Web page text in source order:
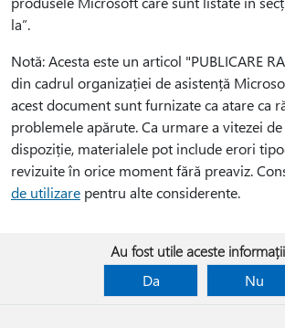
la”.
Notă: Acesta este un articol "PUBLICARE
din cadrul organizației de asistență
acest document sunt furnizate ca atare ca
problemele apărute. Ca urmare a vitezei
dispoziție, materialele pot include erori
revizuite în orice moment fără preaviz.
de utilizare pentru alte considerente.
Au fost utile aceste
Da
Nu